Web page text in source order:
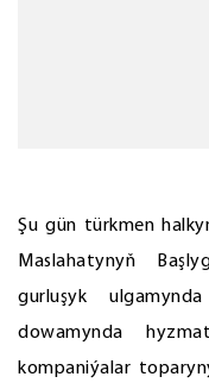
Şu gün türkmen
Maslahatynyň
gurluşyk
dowamynda
kompaniýalar